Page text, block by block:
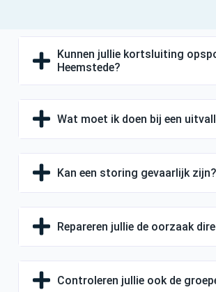
Kunnen jullie kortsluiting
Heemstede?
Wat moet ik doen bij een
Kan een storing gevaarlijk zijn?
Repareren jullie de oorzaak
Controleren jullie ook de